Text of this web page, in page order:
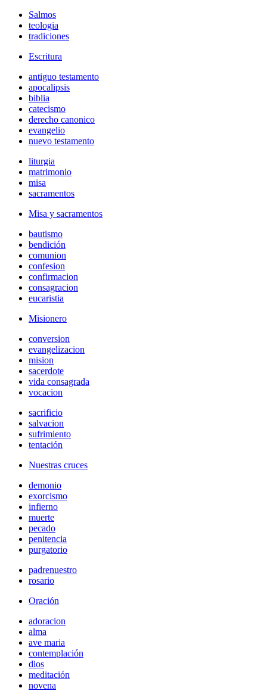
Salmos
teologia
tradiciones
Escritura
antiguo testamento
apocalipsis
biblia
catecismo
derecho canonico
evangelio
nuevo testamento
liturgia
matrimonio
misa
sacramentos
Misa y sacramentos
bautismo
bendición
comunion
confesion
confirmacion
consagracion
eucaristia
Misionero
conversion
evangelizacion
mision
sacerdote
vida consagrada
vocacion
sacrificio
salvacion
sufrimiento
tentación
Nuestras cruces
demonio
exorcismo
infierno
muerte
pecado
penitencia
purgatorio
padrenuestro
rosario
Oración
adoracion
alma
ave maria
contemplación
dios
meditación
novena